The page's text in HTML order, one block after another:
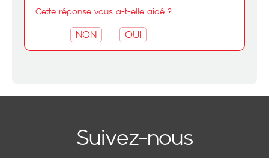
Cette réponse vous a-t-elle aidé ?
NON OUI
Suivez-nous